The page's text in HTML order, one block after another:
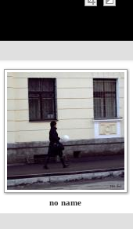
no name